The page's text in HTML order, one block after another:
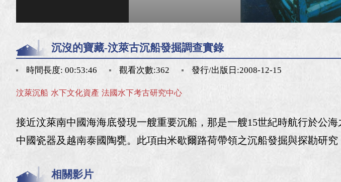
沉沒的寶藏-汶萊古沉船發掘調查實錄
時間長度: 00:53:46 觀看次數:362 發行/出版日:2008-12-15
汶萊沉船 水下文化資產 法國水下考古研究中心
接近汶萊南中國海海底發現一艘重要沉船，那是一艘15世紀時航行於公
中國瓷器及越南泰國陶甕。此項由米歇爾路荷帶領之沉船發掘與探勘研
相關影片